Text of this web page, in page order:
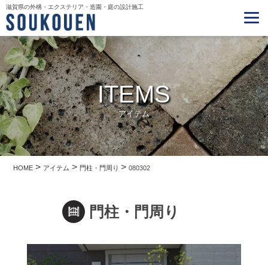
滋賀県の外構・エクステリア・造園・庭の設計施工
ITEMS
アイテム
HOME > アイテム > 門柱・門周り>080302
門柱・門周り